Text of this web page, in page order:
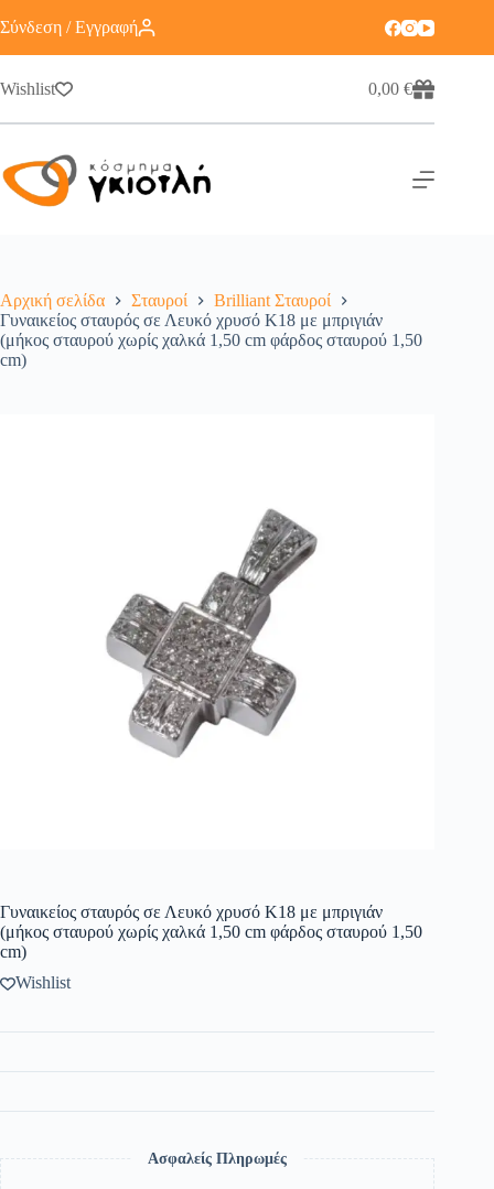
Σύνδεση / Εγγραφή
Wishlist 0,00€
Αρχική σελίδα Σταυροί
Brilliant Σταυροί
Γυναικείος σταυρός σε Λευκό χρυσό Κ18 με μπριγιάν
(μήκος σταυρού χωρίς χαλκά 1,50 cm φάρδος σταυρού 1,50
cm)
Γυναικείος σταυρός σε Λευκό χρυσό Κ18 με μπριγιάν
(μήκος σταυρού χωρίς χαλκά 1,50 cm φάρδος σταυρού 1,50
cm)
Wishlist
Ασφαλείς Πληρωμές